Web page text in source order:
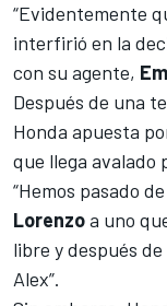
“Evidentemente
interfirió en la
con su agente,
Después de una
Honda apuesta
que llega avalado
“Hemos pasado
Lorenzoa uno
libre y después
Alex”.